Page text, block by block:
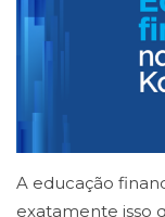
A educação
exatamente isso